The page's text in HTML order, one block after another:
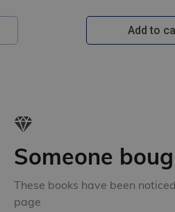
Add to
Someone
These books have been
page